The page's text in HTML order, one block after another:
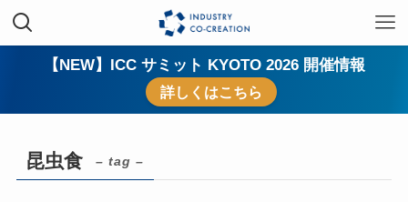
【NEW】ICC サミット KYOTO 2026 開催情報
詳しくはこちら
昆虫食 – tag –